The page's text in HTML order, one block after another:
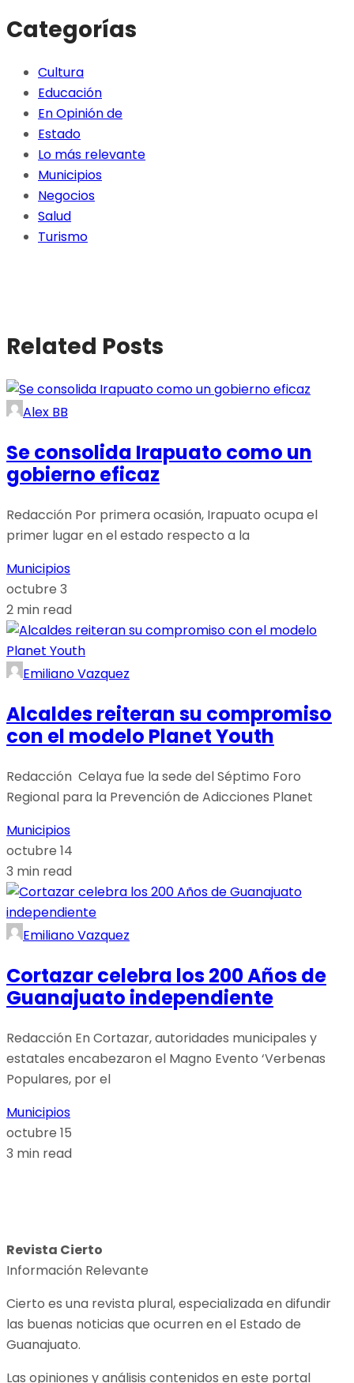
Categorías
Cultura
Educación
En Opinión de
Estado
Lo más relevante
Municipios
Negocios
Salud
Turismo
Related Posts
Alex BB
Se consolida Irapuato como un
gobierno eficaz
Redacción Por primera ocasión, Irapuato ocupa el
primer lugar en el estado respecto a la
Municipios
octubre 3
2 min read
Emiliano Vazquez
Alcaldes reiteran su compromiso
con el modelo Planet Youth
Redacción Celaya fue la sede del Séptimo Foro
Regional para la Prevención de Adicciones Planet
Municipios
octubre 14
3 min read
Emiliano Vazquez
Cortazar celebra los 200 Años de
Guanajuato independiente
Redacción En Cortazar, autoridades municipales y
estatales encabezaron el Magno Evento ‘Verbenas
Populares, por el
Municipios
octubre 15
3 min read
Revista Cierto
Información Relevante
Cierto es una revista plural, especializada en difundir
las buenas noticias que ocurren en el Estado de
Guanajuato.
Las opiniones y análisis contenidos en este portal